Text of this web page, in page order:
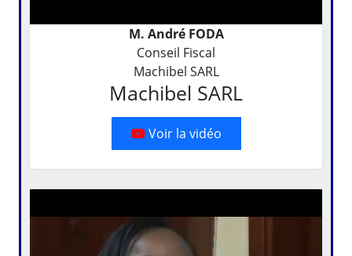
M. André FODA
Conseil Fiscal
Machibel SARL
Machibel SARL
Voir la vidéo